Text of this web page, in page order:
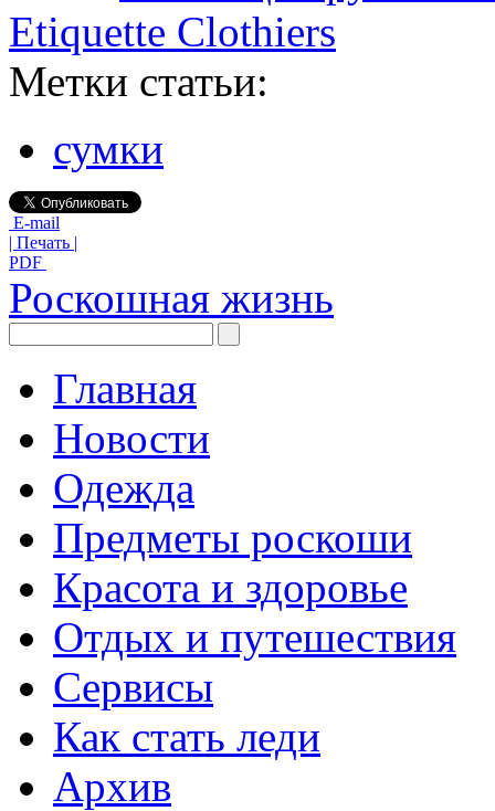
Etiquette Clothiers
Метки статьи:
сумки
E-mail
| Печать |
PDF
Роскошная жизнь
Главная
Новости
Одежда
Предметы роскоши
Красота и здоровье
Отдых и путешествия
Сервисы
Как стать леди
Архив